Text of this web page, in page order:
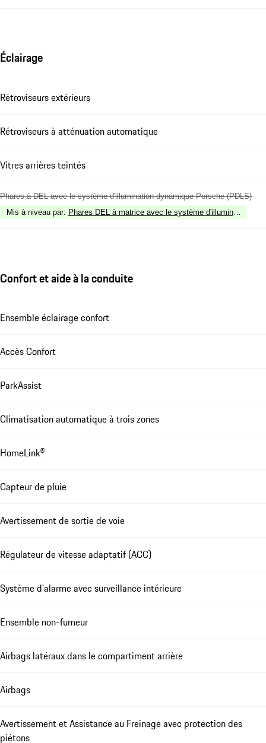
Éclairage
Rétroviseurs extérieurs
Rétroviseurs à atténuation automatique
Vitres arrières teintés
Phares à DEL avec le système d'illumination dynamique Porsche (PDLS)
Mis à niveau par: Phares DEL à matrice avec le système d'illumination
Confort et aide à la conduite
Ensemble éclairage confort
Accès Confort
ParkAssist
Climatisation automatique à trois zones
HomeLink®
Capteur de pluie
Avertissement de sortie de voie
Régulateur de vitesse adaptatif (ACC)
Système d'alarme avec surveillance intérieure
Ensemble non-fumeur
Airbags latéraux dans le compartiment arrière
Airbags
Avertissement et Assistance au Freinage avec protection des
piétons